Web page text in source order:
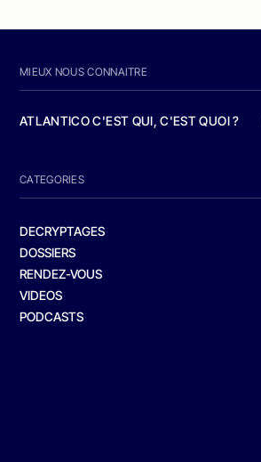
MIEUX NOUS CONNAITRE
ATLANTICO C'EST QUI, C'EST QUOI ?
CATEGORIES
DECRYPTAGES
DOSSIERS
RENDEZ-VOUS
VIDEOS
PODCASTS